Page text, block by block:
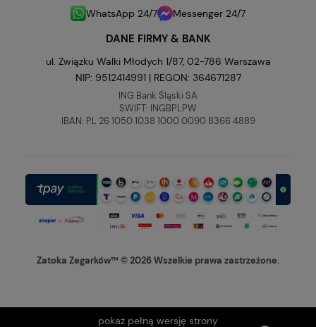
WhatsApp 24/7
Messenger 24/7
DANE FIRMY & BANK
ul. Związku Walki Młodych 1/87, 02-786 Warszawa
NIP: 9512414991 | REGON: 364671287
ING Bank Śląski SA
SWIFT: INGBPLPW
IBAN: PL 26 1050 1038 1000 0090 8366 4889
Zatoka Zegarków™ © 2026 Wszelkie prawa zastrzeżone.
pokaż pełną wersję strony